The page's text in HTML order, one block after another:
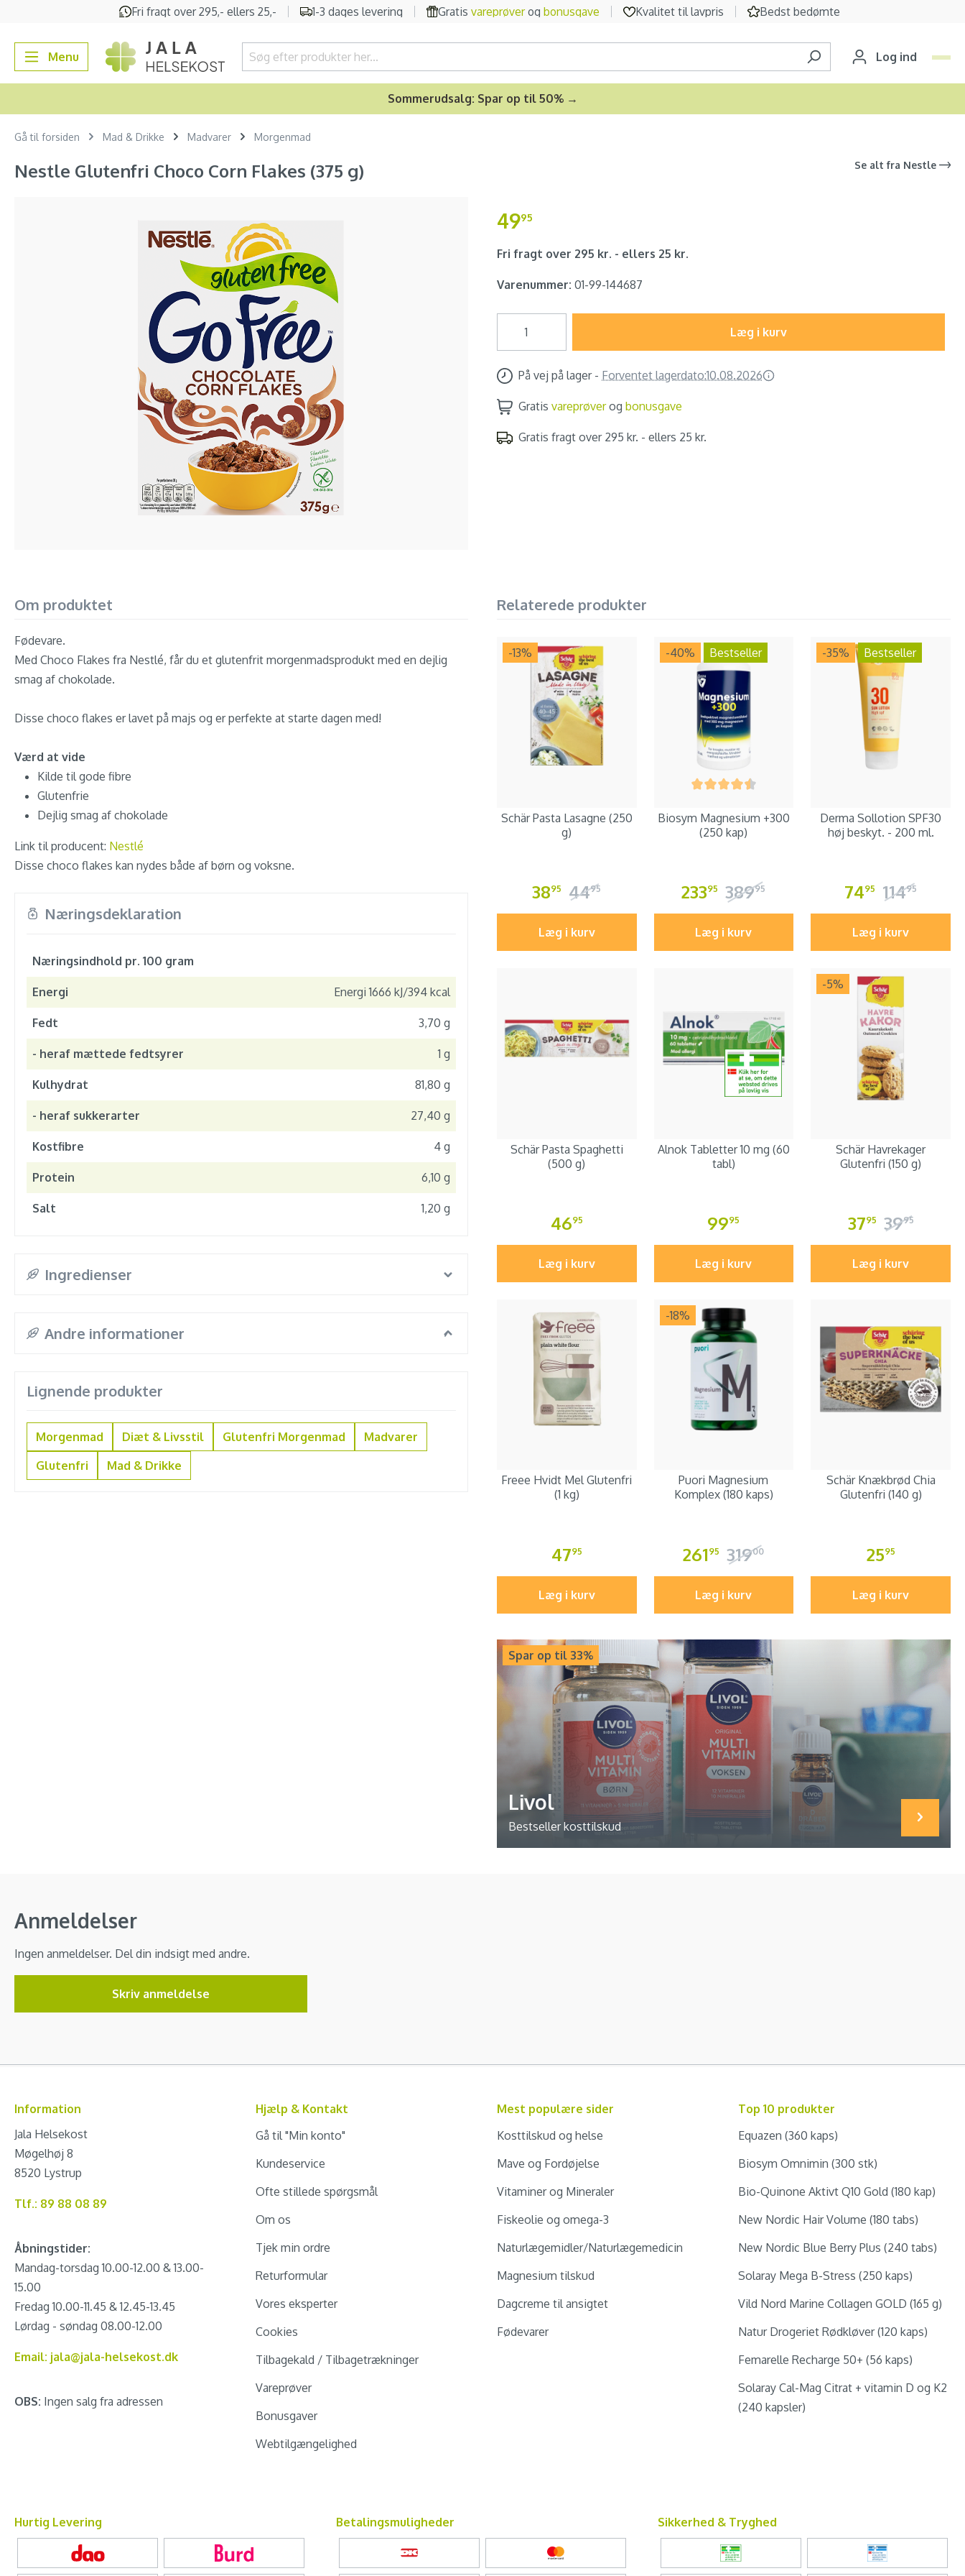
Gå til hovednavigationFri fragt over 295,- ellers 25,- 1-3 dages levering Gratisvareprøverogbonusgave Kvalitet til lavpris Bedst bedømte
Menu Log ind
Sommerudsalg: Spar op til 50% →
Gå til forsiden Mad & Drikke Madvarer Morgenmad
Nestle Glutenfri Choco Corn Flakes (375 g) Se alt fra Nestle
4995
Fri fragt over 295 kr. - ellers 25 kr.
Varenummer: 01-99-144687
Læg i kurv
På vej på lager - Forventet lagerdato:10.08.2026
Gratis vareprøverog bonusgave
Gratis fragt over 295 kr. - ellers 25 kr.
Om produktet
Fødevare.
Med Choco Flakes fra Nestlé, får du et glutenfrit morgenmadsprodukt med en dejlig
smag af chokolade.
Disse choco flakes er lavet på majs og er perfekte at starte dagen med!
Værd at vide
Kilde til gode fibre
Glutenfrie
Dejlig smag af chokolade
Link til producent: Nestlé
Disse choco flakes kan nydes både af børn og voksne.
Næringsdeklaration
Næringsindhold pr. 100 gram
Energi Energi 1666 kJ/394 kcal
Fedt 3,70 g
- heraf mættede fedtsyrer 1 g
Kulhydrat 81,80 g
- heraf sukkerarter 27,40 g
Kostfibre 4 g
Protein 6,10 g
Salt 1,20 g
Ingredienser
Andre informationer
Lignende produkter
Morgenmad Diæt & Livsstil Glutenfri Morgenmad
Madvarer
Glutenfri
Mad & Drikke
Relaterede produkter
-13%
Schär Pasta Lasagne (250
g)
3895 4495
Læg i kurv
-40% Bestseller
Biosym Magnesium +300
(250 kap)
23395 38995
Læg i kurv
-35% Bestseller
Derma Sollotion SPF30
høj beskyt. - 200 ml.
7495 11495
Læg i kurv
Schär Pasta Spaghetti
(500 g)
4695
Læg i kurv
Alnok Tabletter 10 mg (60
tabl)
9995
Læg i kurv
-5%
Schär Havrekager
Glutenfri (150 g)
3795 3995
Læg i kurv
Freee Hvidt Mel Glutenfri
(1 kg)
4795
Læg i kurv
-18%
Puori Magnesium
Komplex (180 kaps)
261 95 31900
Læg i kurv
Schär Knækbrød Chia
Glutenfri (140 g)
2595
Læg i kurv
Spar op til 33%
Livol
Bestseller kosttilskud
Anmeldelser
Ingen anmeldelser. Del din indsigt med andre.
Skriv anmeldelse
Information
Jala Helsekost
Møgelhøj 8
8520 Lystrup
Tlf.: 89 88 08 89
Åbningstider:
Mandag-torsdag 10.00-12.00 & 13.00-
15.00
Fredag 10.00-11.45 & 12.45-13.45
Lørdag - søndag 08.00-12.00
Email: jala@jala-helsekost.dk
OBS: Ingen salg fra adressen
Hjælp & Kontakt
Gå til "Min konto"
Kundeservice
Ofte stillede spørgsmål
Om os
Tjek min ordre
Returformular
Vores eksperter
Cookies
Tilbagekald / Tilbagetrækninger
Vareprøver
Bonusgaver
Webtilgængelighed
Mest populære sider
Kosttilskud og helse
Mave og Fordøjelse
Vitaminer og Mineraler
Fiskeolie og omega-3
Naturlægemidler/Naturlægemedicin
Magnesium tilskud
Dagcreme til ansigtet
Fødevarer
Top 10 produkter
Equazen (360 kaps)
Biosym Omnimin (300 stk)
Bio-Quinone Aktivt Q10 Gold (180 kap)
New Nordic Hair Volume (180 tabs)
New Nordic Blue Berry Plus (240 tabs)
Solaray Mega B-Stress (250 kaps)
Vild Nord Marine Collagen GOLD (165 g)
Natur Drogeriet Rødkløver (120 kaps)
Femarelle Recharge 50+ (56 kaps)
Solaray Cal-Mag Citrat + vitamin D og K2
(240 kapsler)
Hurtig Levering Betalingsmuligheder Sikkerhed & Tryghed